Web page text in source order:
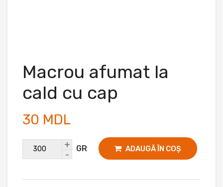
Macrou afumat la
cald cu cap
30 MDL
+
-
GR ADAUGĂ ÎN COȘ